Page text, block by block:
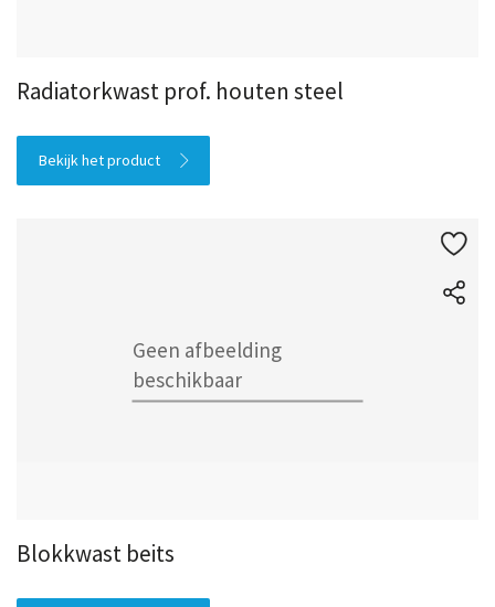
Radiatorkwast prof. houten steel
Bekijk het product
Blokkwast beits